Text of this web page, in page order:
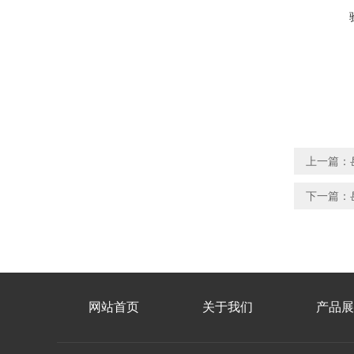
上一篇：
下一篇：
网站首页 关于我们 产品